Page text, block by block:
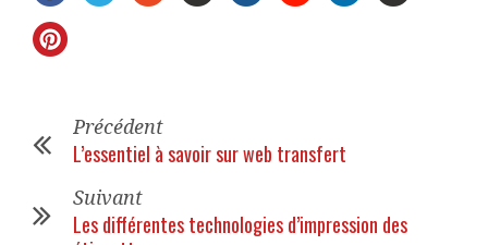
Précédent
L’essentiel à savoir sur web transfert
Suivant
Les différentes technologies d’impression des